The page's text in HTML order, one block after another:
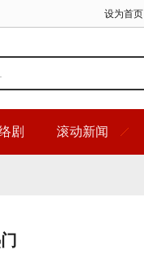
设为首页
剧 滚动新闻